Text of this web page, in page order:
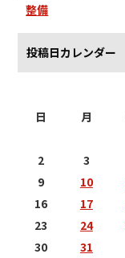
整備
投稿日カレンダー
日
月
2
3
9
10
16
17
23
24
30
31